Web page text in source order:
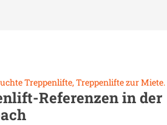
Treppenlifte, Treppenlifte zur Miete.
Referenzen in der